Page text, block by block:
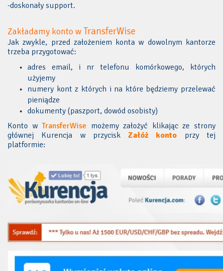
-doskonały support.
Zakładamy konto w TransferWise
Jak zwykle, przed założeniem konta w dowolnym kantorze
trzeba przygotować:
adres email, i nr telefonu komórkowego, których
użyjemy
numery kont z których i na które będziemy przelewać
pieniądze
dokumenty (paszport, dowód osobisty)
Konto wTransferWise możemy założyć klikając ze strony
głównej Kurencja w przyciskZałóż konto przy tej
platformie: